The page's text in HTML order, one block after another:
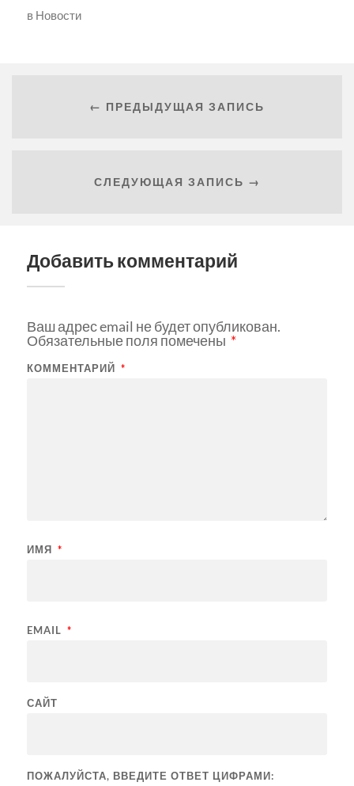
в Новости
← ПРЕДЫДУЩАЯ ЗАПИСЬ
СЛЕДУЮЩАЯ ЗАПИСЬ →
Добавить комментарий
Ваш адрес email не будет опубликован.
Обязательные поля помечены *
КОММЕНТАРИЙ *
ИМЯ *
EMAIL *
САЙТ
ПОЖАЛУЙСТА, ВВЕДИТЕ ОТВЕТ ЦИФРАМИ: